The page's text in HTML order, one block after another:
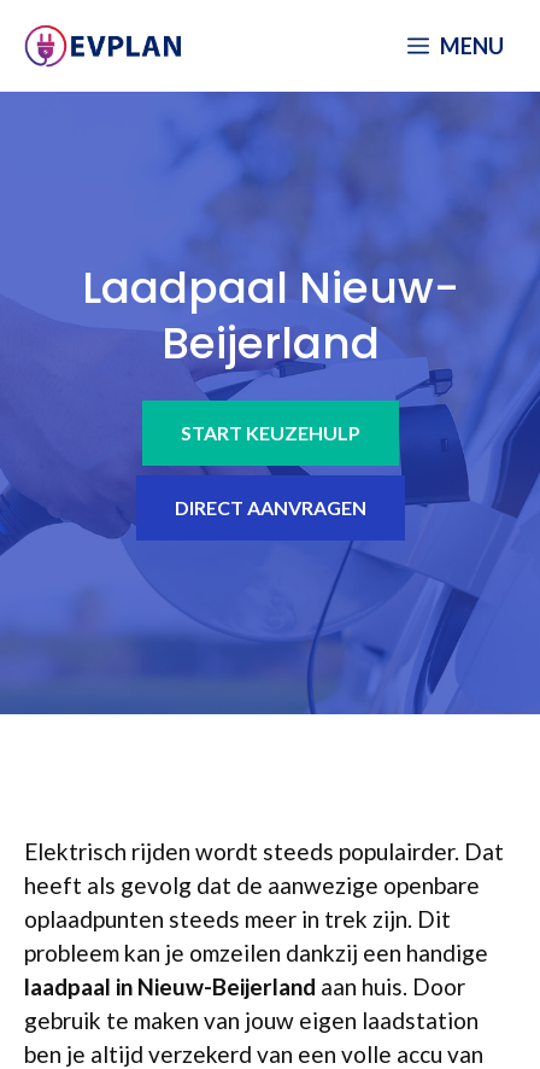
naar
MENU
Laadpaal Nieuw-
Beijerland
START KEUZEHULP
DIRECT AANVRAGEN
Elektrisch rijden wordt steeds populairder. Dat
heeft als gevolg dat de aanwezige openbare
oplaadpunten steeds meer in trek zijn. Dit
probleem kan je omzeilen dankzij een handige
laadpaal in Nieuw-Beijerland aan huis. Door
gebruik te maken van jouw eigen laadstation
ben je altijd verzekerd van een volle accu van